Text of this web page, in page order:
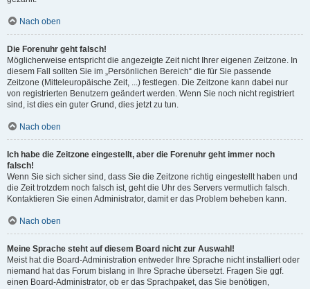
Nach oben
Die Forenuhr geht falsch!
Möglicherweise entspricht die angezeigte Zeit nicht Ihrer eigenen Zeitzone. In
diesem Fall sollten Sie im „Persönlichen Bereich“ die für Sie passende
Zeitzone (Mitteleuropäische Zeit, ...) festlegen. Die Zeitzone kann dabei nur
von registrierten Benutzern geändert werden. Wenn Sie noch nicht registriert
sind, ist dies ein guter Grund, dies jetzt zu tun.
Nach oben
Ich habe die Zeitzone eingestellt, aber die Forenuhr geht immer noch
falsch!
Wenn Sie sich sicher sind, dass Sie die Zeitzone richtig eingestellt haben und
die Zeit trotzdem noch falsch ist, geht die Uhr des Servers vermutlich falsch.
Kontaktieren Sie einen Administrator, damit er das Problem beheben kann.
Nach oben
Meine Sprache steht auf diesem Board nicht zur Auswahl!
Meist hat die Board-Administration entweder Ihre Sprache nicht installiert oder
niemand hat das Forum bislang in Ihre Sprache übersetzt. Fragen Sie ggf.
einen Board-Administrator, ob er das Sprachpaket, das Sie benötigen,